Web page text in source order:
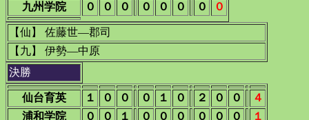
九州学院
０ ０ ０ ０ ０ ０ ０ ０
【仙】 佐藤世―郡司
【九】 伊勢―中原
決勝
仙台育英 １ ０ ０ ０ １ ０ ２ ０ ０
４
浦和学院
０ ０ １ ０ ０ ０ ０ ０ ０ １